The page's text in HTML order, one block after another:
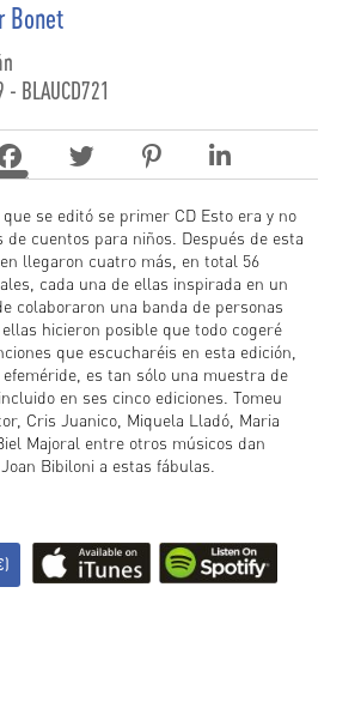
Bonet
BLAUCD721
que se editó se primer CD Esto era y no
de cuentos para niños. Después de esta
llegaron cuatro más, en total 56
cada una de ellas inspirada en un
colaboraron una banda de personas
hicieron posible que todo cogeré
que escucharéis en esta edición,
es tan sólo una muestra de
en ses cinco ediciones. Tomeu
Cris Juanico, Miquela Lladó, Maria
Majoral entre otros músicos dan
Bibiloni a estas fábulas.